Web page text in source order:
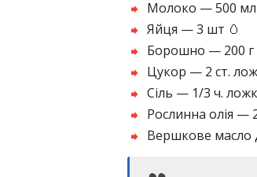
Молоко — 500 мл
Яйця — 3 шт 🥚
Борошно — 200 г
Цукор — 2 ст.
Сіль — 1/3 ч.
Рослинна олія —
Вершкове масло